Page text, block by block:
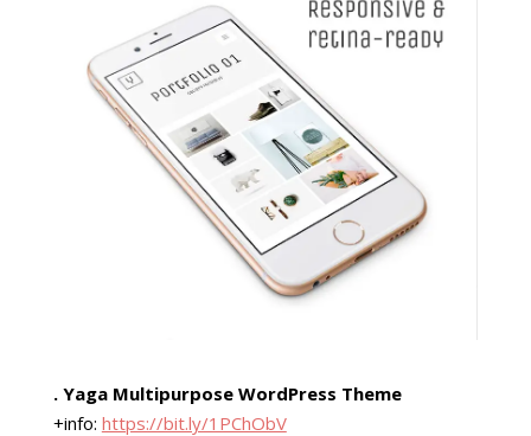
. Yaga Multipurpose WordPress Theme
+info: https://bit.ly/1PChObV